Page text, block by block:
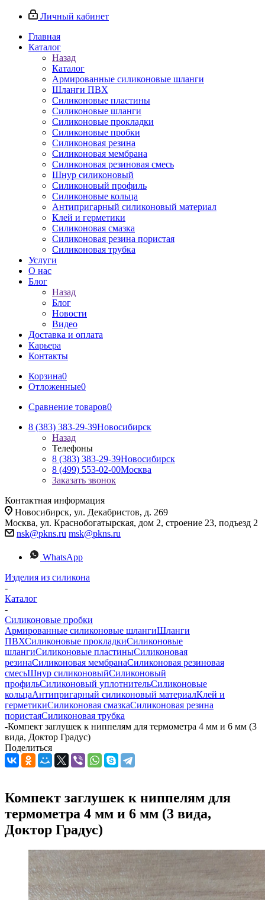
Личный кабинет
Главная
Каталог
Назад
Каталог
Армированные силиконовые шланги
Шланги ПВХ
Силиконовые пластины
Силиконовые шланги
Силиконовые прокладки
Силиконовые пробки
Силиконовая резина
Силиконовая мембрана
Силиконовая резиновая смесь
Шнур силиконовый
Силиконовый профиль
Силиконовые кольца
Антипригарный силиконовый материал
Клей и герметики
Силиконовая смазка
Силиконовая резина пористая
Силиконовая трубка
Услуги
О нас
Блог
Назад
Блог
Новости
Видео
Доставка и оплата
Карьера
Контакты
Корзина0
Отложенные0
Сравнение товаров0
8 (383) 383-29-39Новосибирск
Назад
Телефоны
8 (383) 383-29-39Новосибирск
8 (499) 553-02-00Москва
Заказать звонок
Контактная информация
Новосибирск, ул. Декабристов, д. 269
Москва, ул. Краснобогатырская, дом 2, строение 23, подъезд 2
nsk@pkns.ru msk@pkns.ru
WhatsApp
Изделия из силикона
-
Каталог
-
Силиконовые пробки
Армированные силиконовые шлангиШланги
ПВХСиликоновые прокладкиСиликоновые
шлангиСиликоновые пластиныСиликоновая
резинаСиликоновая мембранаСиликоновая резиновая
смесьШнур силиконовыйСиликоновый
профильСиликоновый уплотнительСиликоновые
кольцаАнтипригарный силиконовый материалКлей и
герметикиСиликоновая смазкаСиликоновая резина
пористаяСиликоновая трубка
-Компект заглушек к ниппелям для термометра 4 мм и 6 мм (3
вида, Доктор Градус)
Поделиться
Компект заглушек к ниппелям для
термометра 4 мм и 6 мм (3 вида,
Доктор Градус)